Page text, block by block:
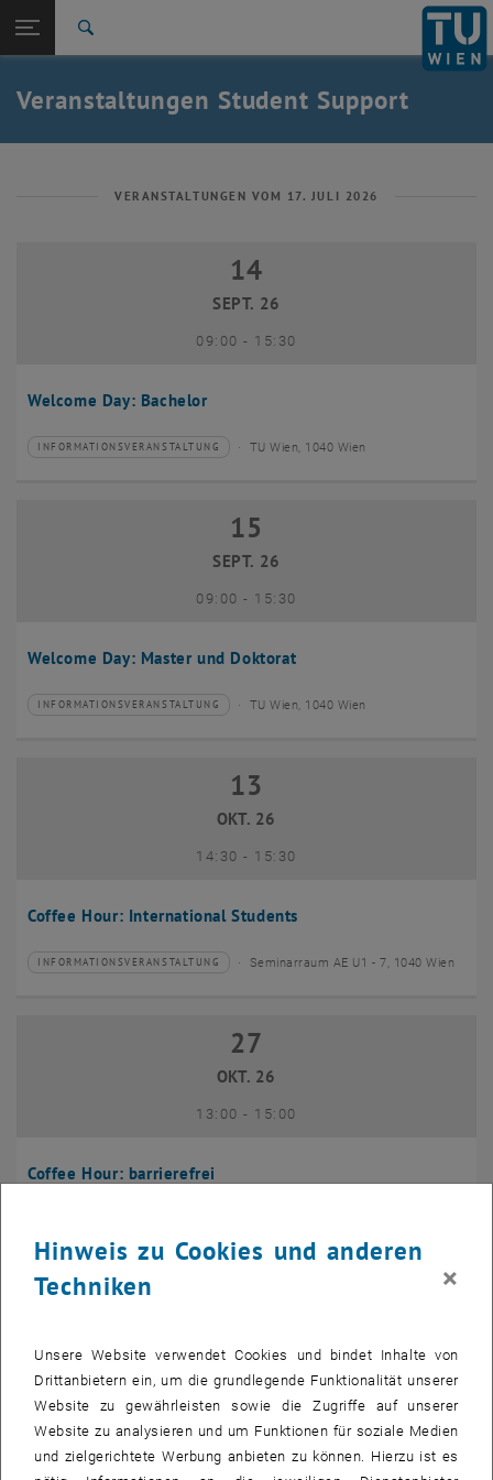
TU Login
Quicklinks
Quicklinks-Menü umschalten
Studium
Karriere
Zurück: Subseiten von Student Support auflisten
Student Support
Veranstaltungen Student Support
VERANSTALTUNGEN VOM 17. JULI 2026
Welcome Day: Bachelor
14 September 2026
14
SEPT. 26
09:00- bis
15:30
Veranstaltungstyp:
INFORMATIONSVERANSTALTUNG
Veranstaltungsort: TU Wien, 1040 Wien
Welcome Day: Master und Doktorat
15 September 2026
15
SEPT. 26
09:00- bis
15:30
Veranstaltungstyp:
INFORMATIONSVERANSTALTUNG
Veranstaltungsort: TU Wien, 1040 Wien
Coffee Hour: International Students
13 Oktober 2026
13
OKT. 26
14:30- bis
15:30
Veranstaltungstyp:
INFORMATIONSVERANSTALTUNG
Veranstaltungsort: Seminarraum AE U1 - 7, 1040 Wien
Coffee Hour: barrierefrei
27 Oktober 2026
27
OKT. 26
13:00- bis
15:00
Coffee Hour: International Students
13:00-bis
14:00
Hinweis zu Cookies und anderen
Techniken
×
Unsere Website verwendet Cookies und bindet Inhalte von
Drittanbietern ein, um die grundlegende Funktionalität unserer
Website zu gewährleisten sowie die Zugriffe auf unserer
Website zu analysieren und um Funktionen für soziale Medien
und zielgerichtete Werbung anbieten zu können. Hierzu ist es